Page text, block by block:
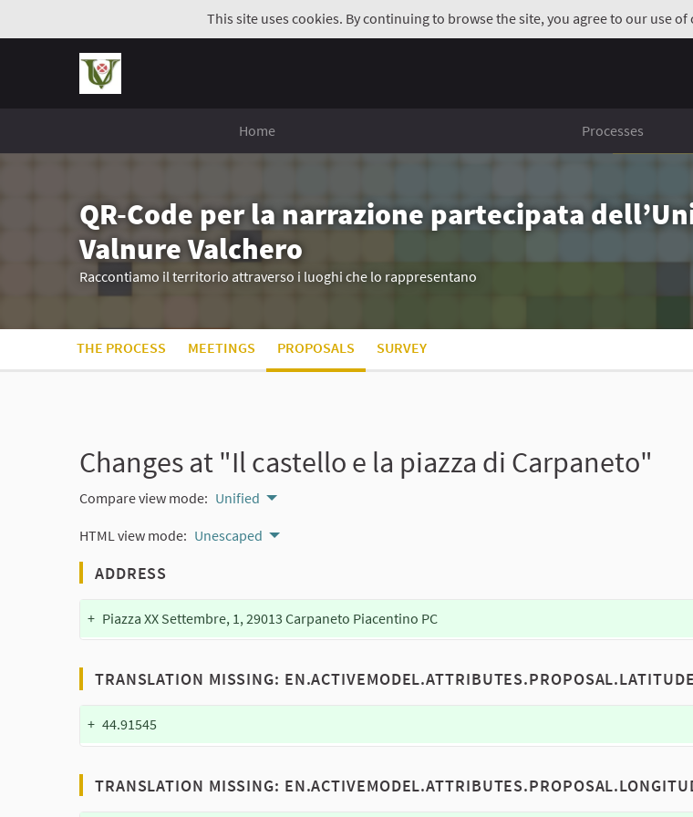
This site uses cookies. By continuing to browse the site, you agree to our use of
Home Processes
QR-Code per la narrazione partecipata
Valnure Valchero
Raccontiamo il territorio attraverso i luoghi che lo rappresentano
THE PROCESS MEETINGS PROPOSALS SURVEY
Changes at "Il castello e la piazza di Carpaneto"
Compare view mode: Unified
HTML view mode: Unescaped
ADDRESS
+ Piazza XX Settembre, 1, 29013 Carpaneto Piacentino PC
TRANSLATION MISSING: EN.ACTIVEMODEL.ATTRIBUTES.PROPOSAL.LATITUDE
+ 44.91545
TRANSLATION MISSING: